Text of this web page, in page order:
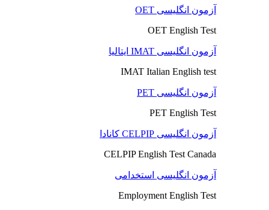
آزمون انگلیسی OET
OET English Test
آزمون انگلیسی IMAT ایتالیا
IMAT Italian English test
آزمون انگلیسی PET
PET English Test
آزمون انگلیسی CELPIP کانادا
CELPIP English Test Canada
آزمون انگلیسی استخدامی
Employment English Test